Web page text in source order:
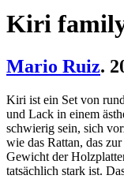
Kiri
Mario Ruiz.
Kiri ist ein Set von
und Lack in einem
schwierig sein, sich
wie das Rattan, das
Gewicht der
tatsächlich stark ist.